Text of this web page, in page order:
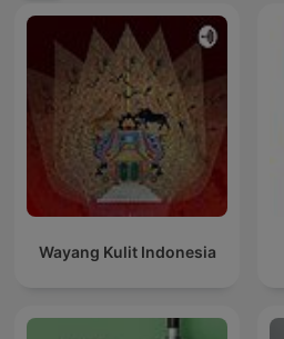
Wayang Kulit Indonesia